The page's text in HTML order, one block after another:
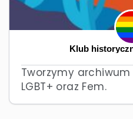
Klub
Tworzymy archiwum
LGBT+ oraz Fem.